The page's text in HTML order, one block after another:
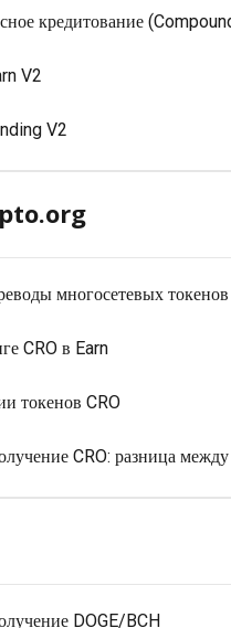
кредитование
V2
V2
многосетевых токенов
CRO в Earn
токенов CRO
CRO: разница
DOGE/BCH